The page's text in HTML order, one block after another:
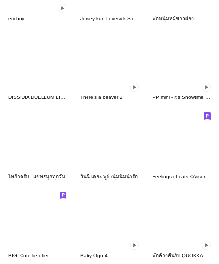
ericboy พ่อหนุ่มหมีขาวผ่อง
DISSIDIA DUELLUM LINE Stickers #6 There's a beaver 2 PP mini - It's Showtime & Feast!
ไทก้าครับ - แชทสนุกทุกวัน วินนี่ เดอะ พูห์♪นุ่มนิ่มน่ารัก Feelings of cats <Assortment>
BIG! Cute lie otter Baby Ogu 4